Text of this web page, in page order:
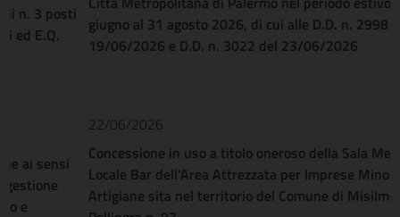
giugno al 31 agosto 2026, di cui alle D.D. n. 2998 del
19/06/2026 e D.D. n. 3022 del 23/06/2026
Concessione in uso a titolo oneroso della Sala Mensa e del
Locale Bar dell’Area Attrezzata per Imprese Minori ed
Artigiane sita nel territorio del Comune di Misilmeri (PA), via